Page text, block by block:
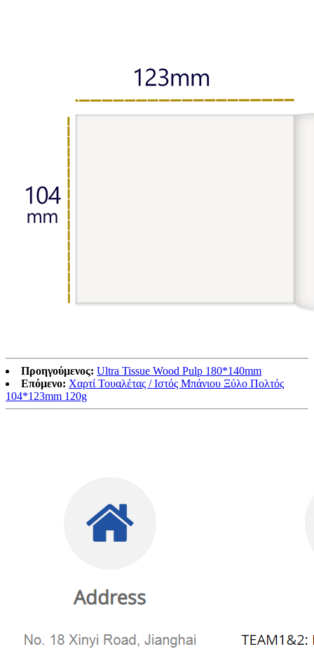
Προηγούμενος: Ultra Tissue Wood Pulp 180*140mm
Επόμενο: Χαρτί Τουαλέτας / Ιστός Μπάνιου Ξύλο Πολτός
104*123mm 120g